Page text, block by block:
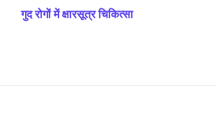
गुद रोगों में क्षारसूत्र चिकित्सा